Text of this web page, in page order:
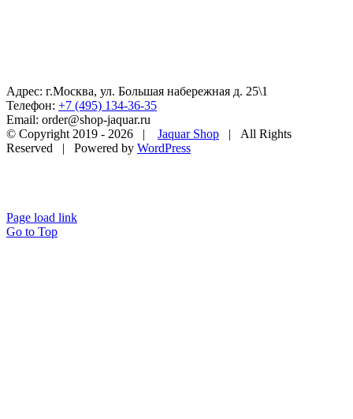
Адрес: г.Москва, ул. Большая набережная д. 25\1
Телефон: +7 (495) 134-36-35
Email: order@shop-jaquar.ru
© Copyright 2019 - 2026 | Jaquar Shop | All Rights
Reserved | Powered by WordPress
Page load link
Go to Top